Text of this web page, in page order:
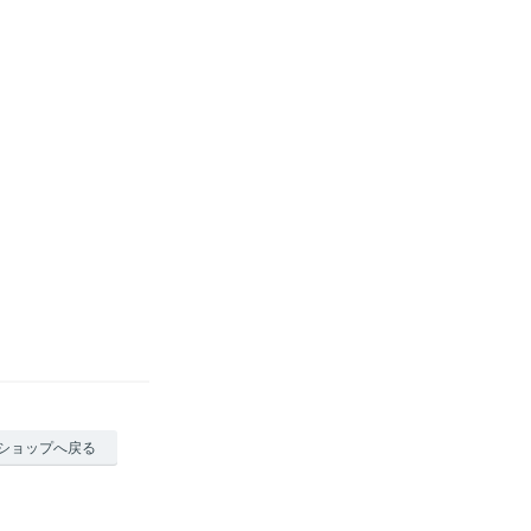
ョップへ戻る